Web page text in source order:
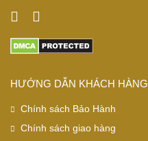
HƯỚNG DẪN KHÁCH HÀNG
Chính sách Bảo Hành
Chính sách giao hàng